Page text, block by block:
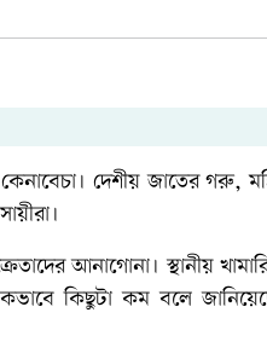
দেশীয় জাতের গরু,
আনাগোনা। স্থানীয়
কিছুটা কম বলে